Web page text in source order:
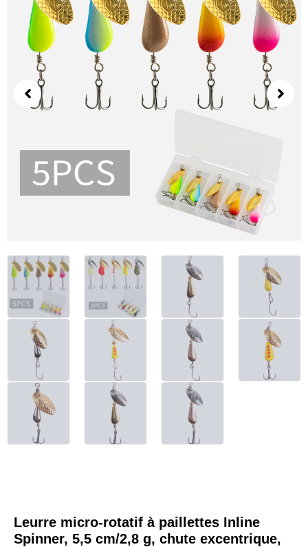
Leurre micro-rotatif à paillettes Inline
Spinner, 5,5 cm/2,8 g, chute excentrique,